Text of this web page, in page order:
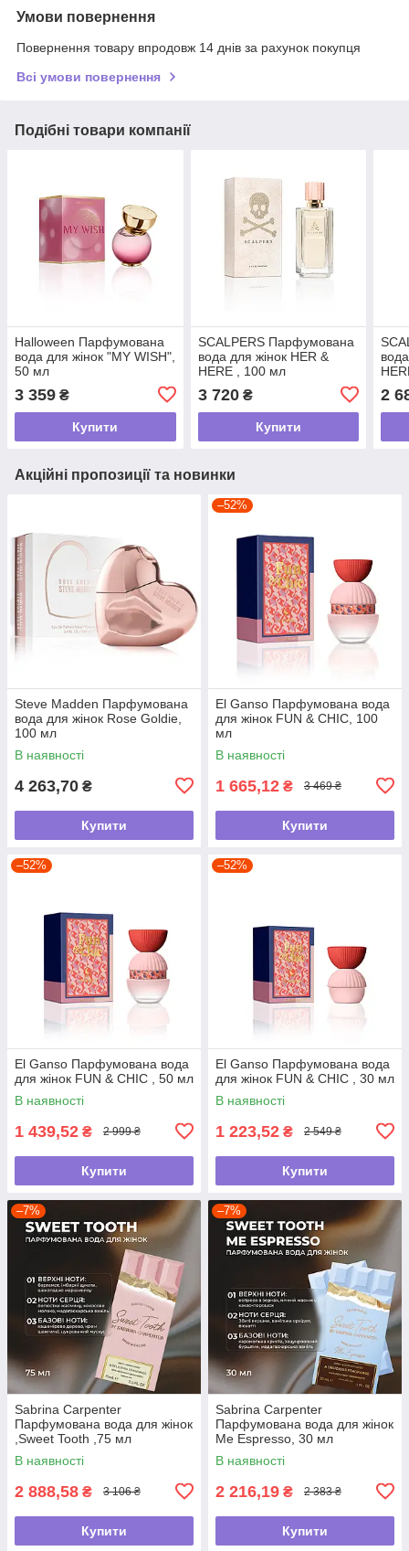
Умови повернення
Повернення товару впродовж 14 днів за рахунок покупця
Всі умови повернення
Подібні товари компанії
Halloween Парфумована
вода для жінок "MY WISH",
50 мл
3 359 ₴
Купити
SCALPERS Парфумована
вода для жінок HER &
HERE , 100 мл
3 720₴
Купити
2
Акційні пропозиції та новинки
Steve Madden Парфумована
вода для жінок Rose Goldie,
100 мл
В наявності
4 263,70 ₴
Купити
–52%
El Ganso Парфумована вода
для жінок FUN & CHIC, 100
мл
В наявності
1 665,12 ₴ 3 469 ₴
Купити
–52%
El Ganso Парфумована вода
для жінок FUN & CHIC , 50 мл
В наявності
1 439,52 ₴ 2 999 ₴
Купити
–52%
El Ganso Парфумована вода
для жінок FUN & CHIC , 30 мл
В наявності
1 223,52 ₴ 2 549 ₴
Купити
–7%
Sabrina Carpenter
Парфумована вода для жінок
,Sweet Tooth ,75 мл
В наявності
2 888,58 ₴ 3 106 ₴
Купити
–7%
Sabrina Carpenter
Парфумована вода для жінок
Me Espresso, 30 мл
В наявності
2 216,19 ₴ 2 383 ₴
Купити